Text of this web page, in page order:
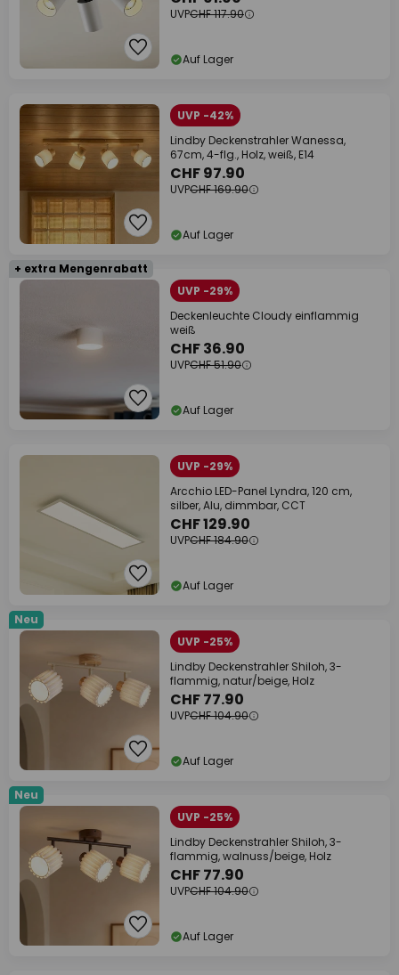
UVPCHF 117.90
Auf Lager
UVP -42%
Lindby Deckenstrahler Wanessa,
67cm, 4-flg., Holz, weiß, E14
CHF 97.90
UVPCHF 169.90
Auf Lager
+ extra Mengenrabatt
UVP -29%
Deckenleuchte Cloudy einflammig
weiß
CHF 36.90
UVPCHF 51.90
Auf Lager
UVP -29%
Arcchio LED-Panel Lyndra, 120 cm,
silber, Alu, dimmbar, CCT
CHF 129.90
UVPCHF 184.90
Auf Lager
Neu
UVP -25%
Lindby Deckenstrahler Shiloh, 3-
flammig, natur/beige, Holz
CHF 77.90
UVPCHF 104.90
Auf Lager
Neu
UVP -25%
Lindby Deckenstrahler Shiloh, 3-
flammig, walnuss/beige, Holz
CHF 77.90
UVPCHF 104.90
Auf Lager